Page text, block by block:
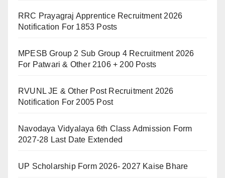
RRC Prayagraj Apprentice Recruitment 2026
Notification For 1853 Posts
MPESB Group 2 Sub Group 4 Recruitment 2026
For Patwari & Other 2106 + 200 Posts
RVUNL JE & Other Post Recruitment 2026
Notification For 2005 Post
Navodaya Vidyalaya 6th Class Admission Form
2027-28 Last Date Extended
UP Scholarship Form 2026- 2027 Kaise Bhare